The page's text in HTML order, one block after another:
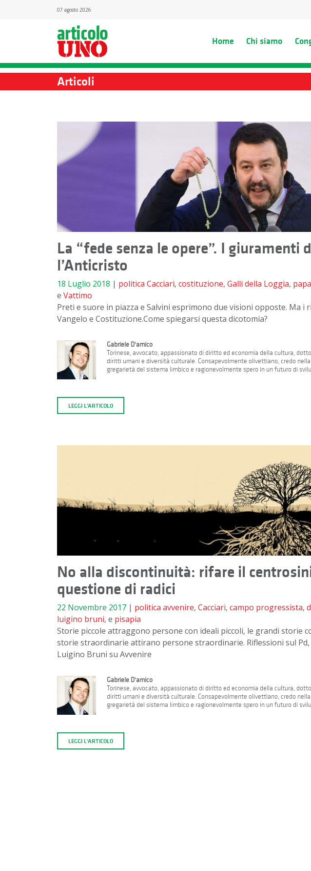
07 agosto 2026
Home Chi siamo
Articoli
La “fede senza le opere”. I giuramenti
l’Anticristo
18 Luglio 2018 | politica Cacciari, costituzione, Galli della Loggia,
e Vattimo
Preti e suore in piazza e Salvini esprimono due visioni opposte. Ma i
Vangelo e Costituzione.Come spiegarsi questa dicotomia?
Gabriele D'amico
Torinese, avvocato, appassionato di diritto ed economia della cultura,
diritti umani e diversità culturale. Consapevolmente olivettiano, credo
gregarietà del sistema limbico e ragionevolmente spero in un futuro di
LEGGI L'ARTICOLO
No alla discontinuità: rifare il
questione di radici
22 Novembre 2017 | politica avvenire, Cacciari, campo progressista,
luigino bruni, e pisapia
Storie piccole attraggono persone con ideali piccoli, le grandi storie
storie straordinarie attirano persone straordinarie. Riflessioni sul
Luigino Bruni su Avvenire
Gabriele D'amico
Torinese, avvocato, appassionato di diritto ed economia della cultura,
diritti umani e diversità culturale. Consapevolmente olivettiano, credo
gregarietà del sistema limbico e ragionevolmente spero in un futuro di
LEGGI L'ARTICOLO